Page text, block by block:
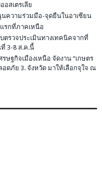
อสเตรเลีย
ความร่วมมือ-จุดยืนในอาเซียน
รกที่ภาคเหนือ
ตรวจประเมินทางเทคนิคจากที่
3-8 ส.ค.นี้
ฐกิจเมืองเหนือ จัดงาน “เกษตร
อดภัย 3. จังหวัด มาให้เลือกจุใจ ณ